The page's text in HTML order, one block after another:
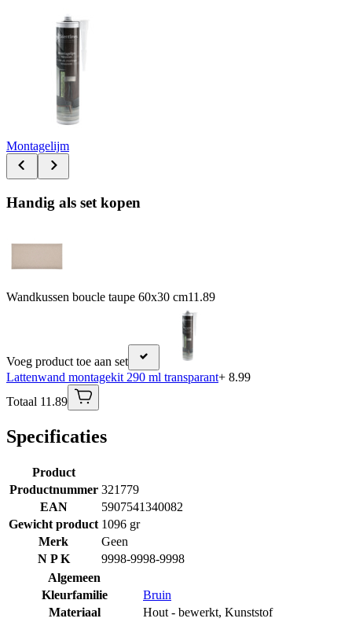
Montagelijm
Handig als set kopen
Wandkussen boucle taupe 60x30 cm11.89
Voeg product toe aan set
Lattenwand montagekit 290 ml transparant+ 8.99
Totaal 11.89
Specificaties
Product
Productnummer 321779
EAN
5907541340082
Gewicht product 1096 gr
Merk
Geen
N P K
9998-9998-9998
Algemeen
Kleurfamilie
Bruin
Materiaal
Hout - bewerkt, Kunststof